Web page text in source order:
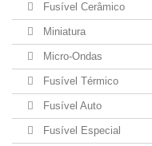
Fusível Cerâmico
Miniatura
Micro-Ondas
Fusível Térmico
Fusível Auto
Fusível Especial